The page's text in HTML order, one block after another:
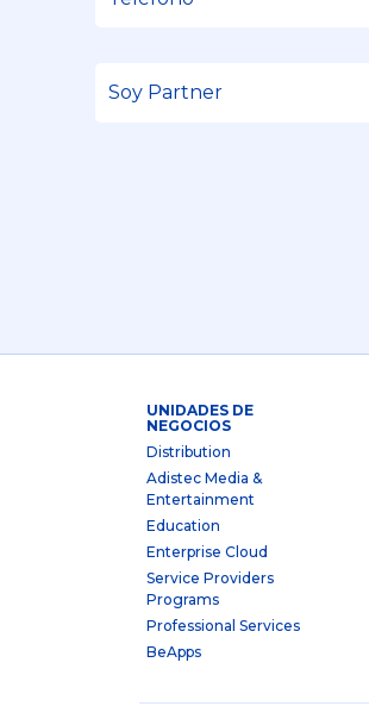
UNIDADES DE
NEGOCIOS
Distribution
Adistec Media &
Entertainment
Education
Enterprise Cloud
Service Providers
Programs
Professional Services
BeApps